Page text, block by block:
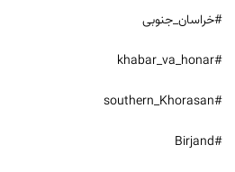
#خراسان_جنوبی
#khabar_va_honar
#southern_Khorasan
#Birjand